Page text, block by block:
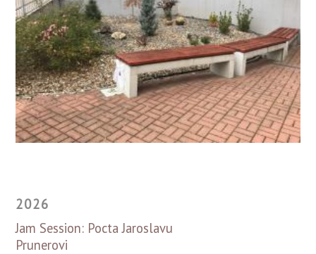
2026
Jam Session: Pocta Jaroslavu
Prunerovi